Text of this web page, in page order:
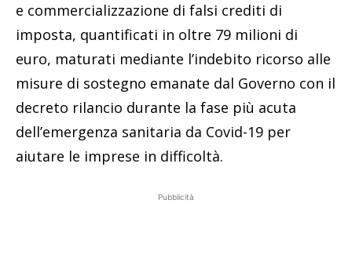
e commercializzazione di falsi crediti di
imposta, quantificati in oltre 79 milioni di
euro, maturati mediante l’indebito ricorso alle
misure di sostegno emanate dal Governo con il
decreto rilancio durante la fase più acuta
dell’emergenza sanitaria da Covid-19 per
aiutare le imprese in difficoltà.
Pubblicità